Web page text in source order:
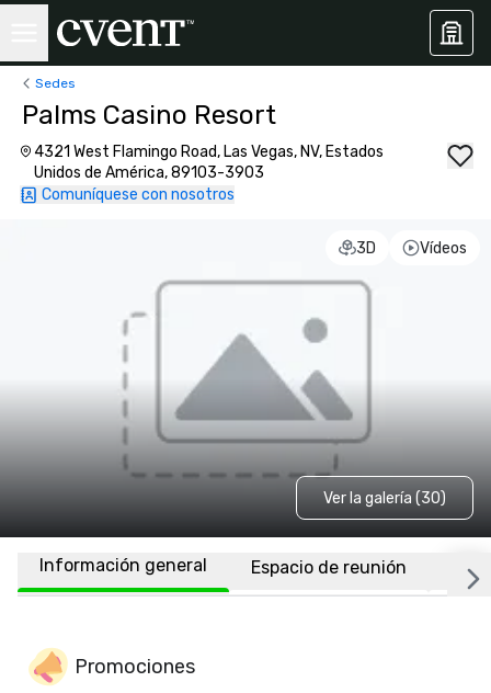
Sedes
Palms Casino Resort
4321 West Flamingo Road, Las Vegas, NV, Estados
Unidos de América, 89103-3903
Comuníquese con nosotros
3D Vídeos
Ver la galería (30)
Información general Espacio de reunión
Promociones